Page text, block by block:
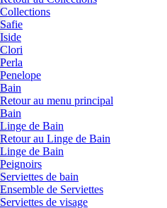
Collections
Safie
Iside
Clori
Perla
Penelope
Bain
Retour au menu principal
Bain
Linge de Bain
Retour au Linge de Bain
Linge de Bain
Peignoirs
Serviettes de bain
Ensemble de Serviettes
Serviettes de visage